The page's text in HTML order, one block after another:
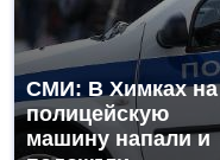
СМИ: В Химках на
полицейскую
машину напали и